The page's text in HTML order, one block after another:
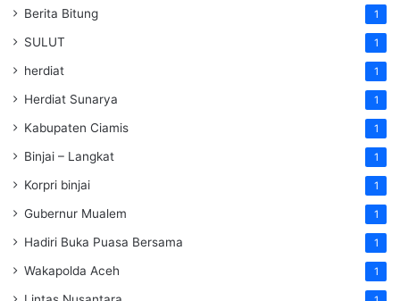
Berita Bitung 1
SULUT 1
herdiat 1
Herdiat Sunarya 1
Kabupaten Ciamis 1
Binjai – Langkat 1
Korpri binjai 1
Gubernur Mualem 1
Hadiri Buka Puasa Bersama 1
Wakapolda Aceh 1